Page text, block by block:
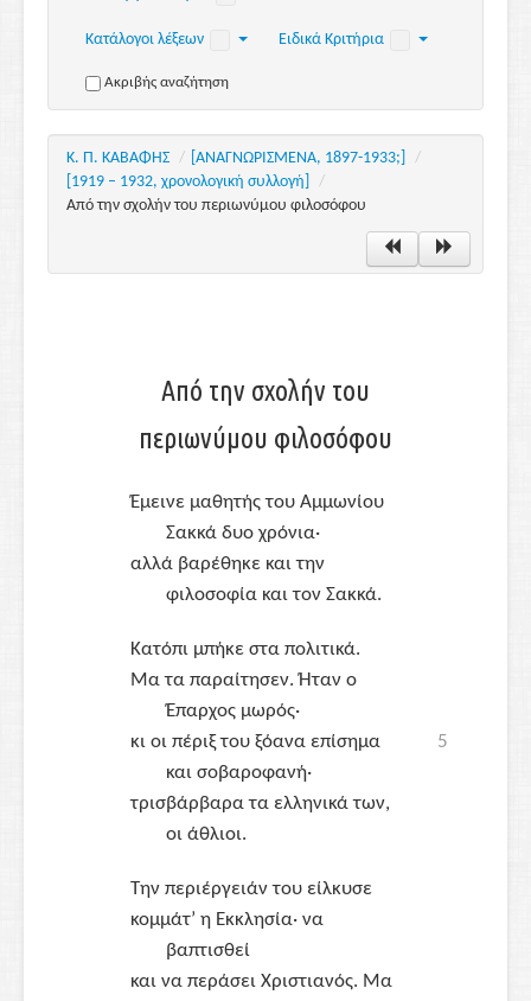
Κατάλογοι λέξεων Ειδικά Κριτήρια
Ακριβής αναζήτηση
Κ. Π. ΚΑΒΑΦΗΣ / [ΑΝΑΓΝΩΡΙΣΜΕΝΑ, 1897-1933;]
/
[1919 – 1932, χρονολογική συλλογή]
/
Από την σχολήν του περιωνύμου φιλοσόφου
Από την σχολήν του
περιωνύμου φιλοσόφου
Έμεινε μαθητής του Αμμωνίου
Σακκά δυο χρόνια·
αλλά βαρέθηκε και την
φιλοσοφία και τον Σακκά.
Κατόπι μπήκε στα πολιτικά.
Μα τα παραίτησεν. Ήταν ο
Έπαρχος μωρός·
5
κι οι πέριξ του ξόανα επίσημα
και σοβαροφανή·
τρισβάρβαρα τα ελληνικά των,
οι άθλιοι.
Την περιέργειάν του είλκυσε
κομμάτ’ η Εκκλησία· να
βαπτισθεί
και να περάσει Χριστιανός. Μα